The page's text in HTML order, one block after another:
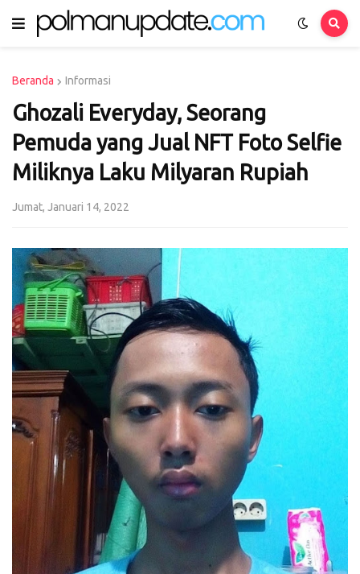
Beranda Informasi
Ghozali Everyday, Seorang
Pemuda yang Jual NFT Foto Selfie
Miliknya Laku Milyaran Rupiah
Jumat, Januari 14, 2022